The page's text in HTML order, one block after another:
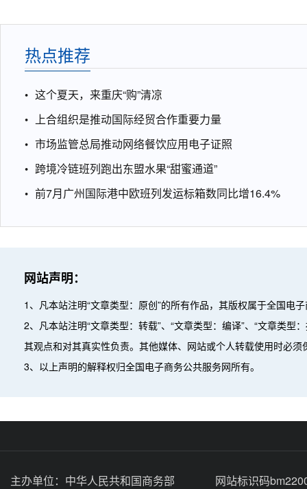
热点推荐
这个夏天，来重庆“购”清凉
上合组织是推动国际经贸合作重要力量
市场监管总局推动网络餐饮应用电子证照
跨境冷链班列跑出东盟水果“甜蜜通道”
前7月广州国际港中欧班列发运标箱数同比增16.4%
网站声明：
1、凡本站注明“文章类型：原创”的所有作品，其版权属于全国电
2、凡本站注明“文章类型：转载”、“文章类型：编译”、“文章类
其观点和对其真实性负责。其他媒体、网站或个人转载使用时必
3、以上声明的解释权归全国电子商务公共服务网所有。
主办单位： 中华人民共和国商务部
网站标识码